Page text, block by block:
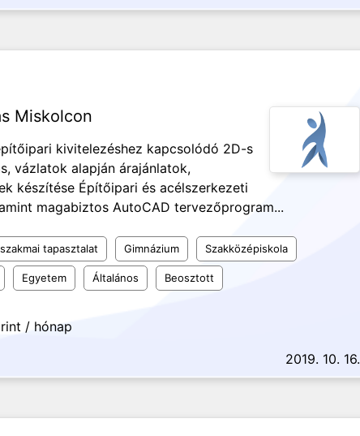
Miskolcon
kivitelezéshez kapcsolódó 2D-s
vázlatok alapján árajánlatok,
készítése Építőipari és acélszerkezeti
magabiztos AutoCAD tervezőprogram...
tapasztalat Gimnázium Szakközépiskola
Egyetem Általános Beosztott
/ hónap
2019. 10. 16.